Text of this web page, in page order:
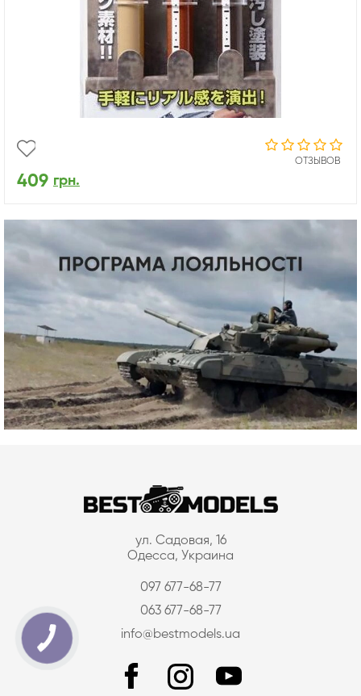
ОТЗЫВОВ
409 грн.
ул. Садовая, 16
Одесса, Украина
097 677-68-77
063 677-68-77
info@bestmodels.ua